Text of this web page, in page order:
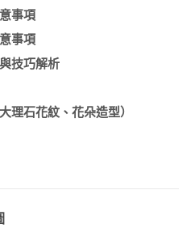
事項
事項
技巧解析
理石花紋、花朵造型）